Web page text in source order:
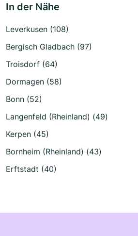
In der Nähe
Leverkusen (108)
Bergisch Gladbach (97)
Troisdorf (64)
Dormagen (58)
Bonn (52)
Langenfeld (Rheinland) (49)
Kerpen (45)
Bornheim (Rheinland) (43)
Erftstadt (40)